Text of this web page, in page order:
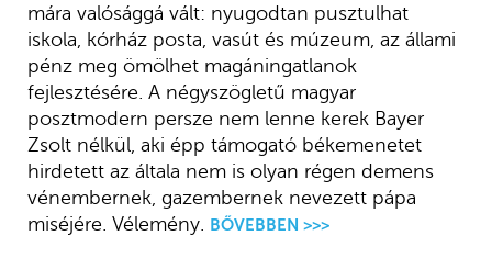
mára valósággá vált: nyugodtan pusztulhat
iskola, kórház posta, vasút és múzeum, az állami
pénz meg ömölhet magáningatlanok
fejlesztésére. A négyszögletű magyar
posztmodern persze nem lenne kerek Bayer
Zsolt nélkül, aki épp támogató békemenetet
hirdetett az általa nem is olyan régen demens
vénembernek, gazembernek nevezett pápa
miséjére. Vélemény. BŐVEBBEN >>>